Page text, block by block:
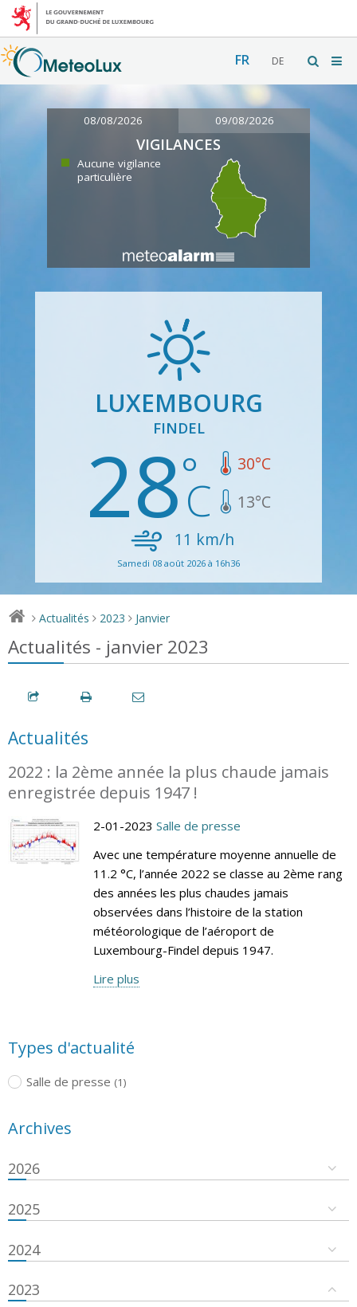
FR DE
08/08/2026 09/08/2026
VIGILANCES
Aucune vigilance
particulière
LUXEMBOURG
FINDEL
28 30°C
13°C
11 km/h
Samedi 08 août 2026 à 16h36
> Actualités > 2023 > Janvier
Actualités - janvier 2023
Actualités
2022 : la 2ème année la plus chaude jamais
enregistrée depuis 1947 !
2-01-2023 Salle de presse
Avec une température moyenne annuelle de
11.2 °C, l’année 2022 se classe au 2ème rang
des années les plus chaudes jamais
observées dans l’histoire de la station
météorologique de l’aéroport de
Luxembourg-Findel depuis 1947.
Lire plus
Types d'actualité
Salle de presse (1)
Archives
2026
2025
2024
2023